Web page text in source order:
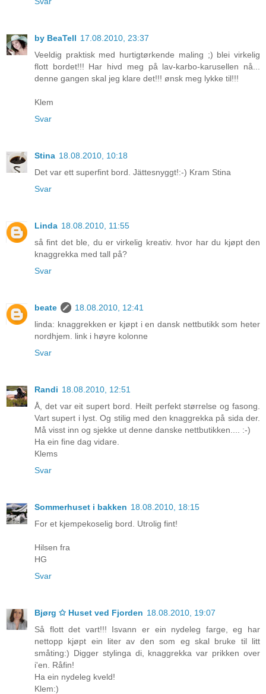
by BeaTell 17.08.2010, 23:37
Veeldig praktisk med hurtigtørkende maling ;) blei virkelig
flott bordet!!! Har hivd meg på lav-karbo-karusellen nå...
denne gangen skal jeg klare det!!! ønsk meg lykke til!!!
Klem
Svar
Stina 18.08.2010, 10:18
Det var ett superfint bord. Jättesnyggt!:-) Kram Stina
Svar
Linda 18.08.2010, 11:55
så fint det ble, du er virkelig kreativ. hvor har du kjøpt den
knaggrekka med tall på?
Svar
beate
18.08.2010, 12:41
linda: knaggrekken er kjøpt i en dansk nettbutikk som heter
nordhjem. link i høyre kolonne
Svar
Randi 18.08.2010, 12:51
Å, det var eit supert bord. Heilt perfekt størrelse og fasong.
Vart supert i lyst. Og stilig med den knaggrekka på sida der.
Må visst inn og sjekke ut denne danske nettbutikken.... :-)
Ha ein fine dag vidare.
Klems
Svar
Sommerhuset i bakken 18.08.2010, 18:15
For et kjempekoselig bord. Utrolig fint!
Hilsen fra
HG
Svar
Bjørg ✩ Huset ved Fjorden 18.08.2010, 19:07
Så flott det vart!!! Isvann er ein nydeleg farge, eg har
nettopp kjøpt ein liter av den som eg skal bruke til litt
småting:) Digger stylinga di, knaggrekka var prikken over
i'en. Råfin!
Ha ein nydeleg kveld!
Klem:)